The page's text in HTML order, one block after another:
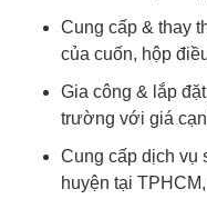
Cung cấp & thay
của cuốn, hộp
Gia công & lắp
trường với giá
Cung cấp dịch vụ
huyện tại